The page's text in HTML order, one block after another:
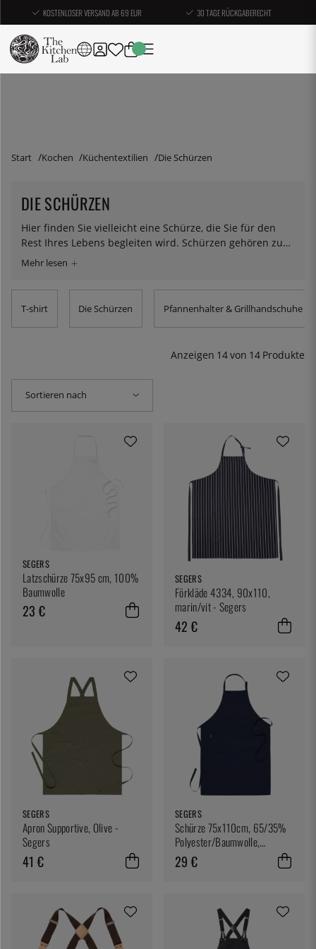
KOSTENLOSER VERSAND AB 69 EUR 30 TAGE RÜCKGABERECHT
Start Kochen Küchentextilien Die Schürzen
DIE SCHÜRZEN
Hier finden Sie vielleicht eine Schürze, die Sie für den
Rest Ihres Lebens begleiten wird. Schürzen gehören zu
den Dingen, die lange bleiben, also nehmen Sie sich die
guter Qualität ist. Wir bieten Schürzen aus Leder, Canvas
und Baumwolle in verschiedenen Designs und Größen an
– die Chancen stehen also gut, dass wir etwas nach
Ihrem Geschmack haben.
T-shirt Die Schürzen Pfannenhalter & Grillhandschuhe
Anzeigen 14von 14 Produkte
Sortieren nach
SEGERS
Latzschürze 75x95 cm, 100%
Baumwolle
23 €
SEGERS
Förkläde 4334, 90x110,
marin/vit - Segers
42 €
SEGERS
Apron Supportive, Olive -
Segers
41 €
SEGERS
Schürze 75x110cm, 65/35%
Polyester/Baumwolle,
Marineblau - Segers
29 €